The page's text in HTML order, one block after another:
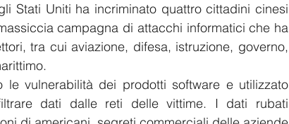
Stati Uniti ha incriminato quattro cittadini cinesi
campagna di attacchi informatici che ha
tra cui aviazione, difesa, istruzione, governo,
vulnerabilità dei prodotti software e utilizzato
dati dalle reti delle vittime. I dati rubati